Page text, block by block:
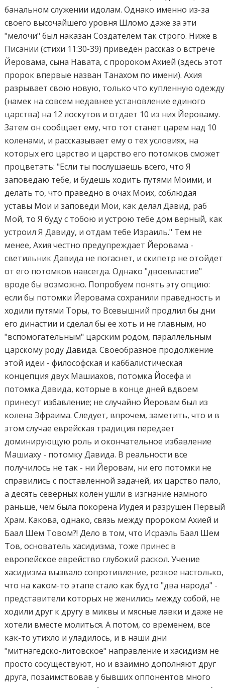
банальном служении идолам. Однако именно из-за
своего высочайшего уровня Шломо даже за эти
"мелочи" был наказан Создателем так строго. Ниже в
Писании (стихи 11:30-39) приведен рассказ о встрече
Йеровама, сына Навата, с пророком Ахией (здесь этот
пророк впервые назван Танахом по имени). Ахия
разрывает свою новую, только что купленную одежду
(намек на совсем недавнее установление единого
царства) на 12 лоскутов и отдает 10 из них Йероваму.
Затем он сообщает ему, что тот станет царем над 10
коленами, и рассказывает ему о тех условиях, на
которых его царство и царство его потомков сможет
процветать: "Если ты послушаешь всего, что Я
заповедаю тебе, и будешь ходить путями Моими, и
делать то, что праведно в очах Моих, соблюдая
уставы Мои и заповеди Мои, как делал Давид, раб
Мой, то Я буду с тобою и устрою тебе дом верный, как
устроил Я Давиду, и отдам тебе Израиль." Тем не
менее, Ахия честно предупреждает Йеровама -
светильник Давида не погаснет, и скипетр не отойдет
от его потомков навсегда. Однако "двоевластие"
вроде бы возможно. Попробуем понять эту опцию:
если бы потомки Йеровама сохранили праведность и
ходили путями Торы, то Всевышний продлил бы дни
его династии и сделал бы ее хоть и не главным, но
"вспомогательным" царским родом, параллельным
царскому роду Давида. Своеобразное продолжение
этой идеи - философская и каббалистическая
концепция двух Машиахов, потомка Йосефа и
потомка Давида, которые в конце дней вдвоем
принесут избавление; не случайно Йеровам был из
колена Эфраима. Следует, впрочем, заметить, что и в
этом случае еврейская традиция передает
доминирующую роль и окончательное избавление
Машиаху - потомку Давида. В реальности все
получилось не так - ни Йеровам, ни его потомки не
справились с поставленной задачей, их царство пало,
а десять северных колен ушли в изгнание намного
раньше, чем была покорена Иудея и разрушен Первый
Храм. Какова, однако, связь между пророком Ахией и
Баал Шем Товом?! Дело в том, что Исраэль Баал Шем
Тов, основатель хасидизма, тоже принес в
европейское еврейство глубокий раскол. Учение
хасидизма вызвало сопротивление, резкое настолько,
что на каком-то этапе стало как будто "два народа" -
представители которых не женились между собой, не
ходили друг к другу в миквы и мясные лавки и даже не
хотели вместе молиться. А потом, со временем, все
как-то утихло и уладилось, и в наши дни
"митнагедско-литовское" направление и хасидизм не
просто сосуществуют, но и взаимно дополняют друг
друга, позаимствовав у бывших оппонентов много